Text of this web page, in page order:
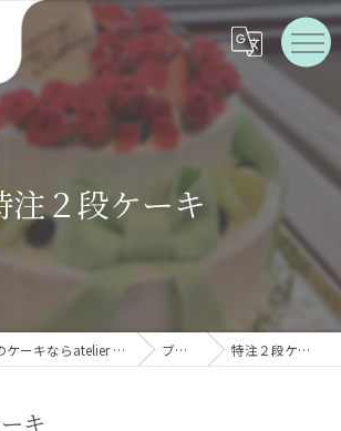
注２段ケーキ
愛知県名古屋市のケーキならatelier yomi ブログ 特注２段ケーキ